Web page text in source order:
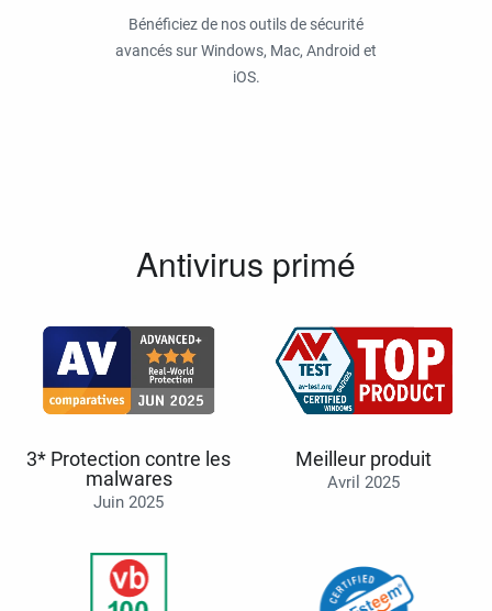
Bénéficiez de nos outils de sécurité
avancés sur Windows, Mac, Android et
iOS.
Antivirus primé
3* Protection contre les
malwares
Juin 2025
Meilleur produit
Avril 2025